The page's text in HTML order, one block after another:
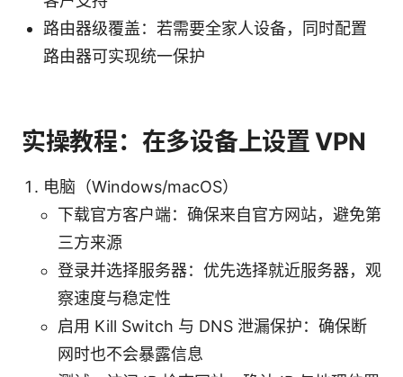
路由器级覆盖：若需要全家人设备，同时配置
路由器可实现统一保护
实操教程：在多设备上设置 VPN
电脑（Windows/macOS）
下载官方客户端：确保来自官方网站，避免第
三方来源
登录并选择服务器：优先选择就近服务器，观
察速度与稳定性
启用 Kill Switch 与 DNS 泄漏保护：确保断
网时也不会暴露信息